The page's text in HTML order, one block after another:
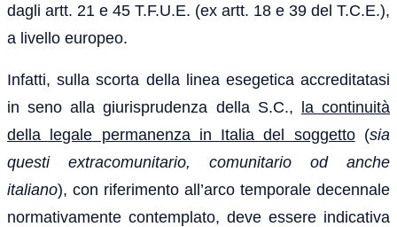
dagli artt. 21 e 45 T.F.U.E. (ex artt. 18 e 39 del T.C.E.),
a livello europeo.
Infatti, sulla scorta della linea esegetica accreditatasi
in seno alla giurisprudenza della S.C., la continuità
della legale permanenza in Italia del soggetto(sia
questi extracomunitario, comunitario od anche
italiano), con riferimento all’arco temporale decennale
normativamente contemplato, deve essere indicativa